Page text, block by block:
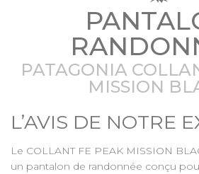
PATAGONIA
MISSION
L’AVIS DE NOTRE
Le COLLANT FE PEAK MISSION
un pantalon de randonnée conçu